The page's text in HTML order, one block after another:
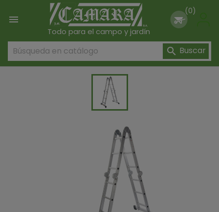

Todo para el campo y jardín
(0)
 Buscar